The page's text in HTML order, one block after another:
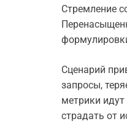
Стремление
Сценарий
запросы,
метрики
страдать от